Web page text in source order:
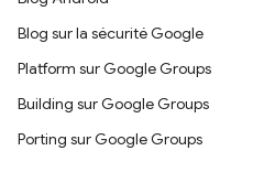
Blog sur la sécurité Google
Platform sur Google Groups
Building sur Google Groups
Porting sur Google Groups